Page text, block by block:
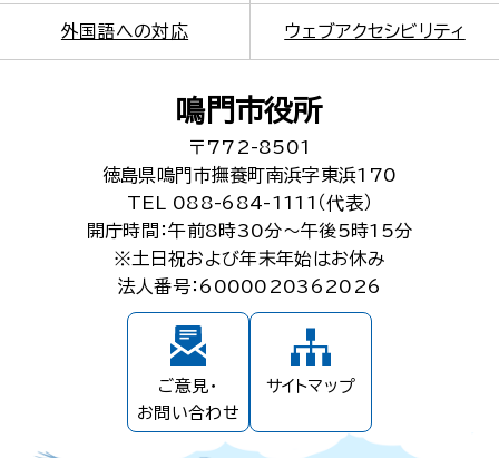
外国語への対応 ウェブアクセシビリティ
鳴門市役所
〒772-8501
徳島県鳴門市撫養町南浜字東浜170
TEL 088-684-1111（代表）
開庁時間：午前8時30分～午後5時15分
※土日祝および年末年始はお休み
法人番号：6000020362026
ご意見・
お問い合わせ
サイトマップ